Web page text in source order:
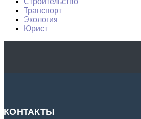
Транспорт
Экология
Юрист
КОНТАКТЫ